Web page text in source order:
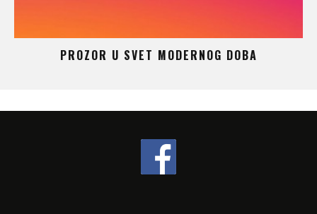
PROZOR U SVET MODERNOG DOBA